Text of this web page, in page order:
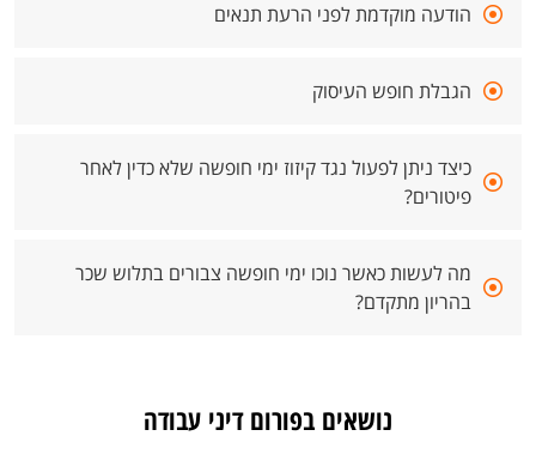
הודעה מוקדמת לפני הרעת תנאים
הגבלת חופש העיסוק
כיצד ניתן לפעול נגד קיזוז ימי חופשה שלא כדין לאחר
פיטורים?
מה לעשות כאשר נוכו ימי חופשה צבורים בתלוש שכר
בהריון מתקדם?
נושאים בפורום דיני עבודה